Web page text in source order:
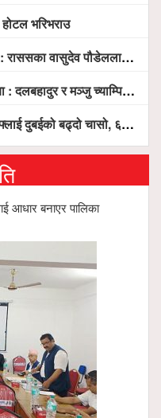
भरिभराउ
‘मिलेनियम ट्रेक अवार्ड’ प्रदान गरिने
च्याम्पियन, नगदसहित भव्य सम्मान
प्राविधिक निरीक्षणपछि दैनिक उडानको ढोका खुल्दै
आधार बनाएर पालिका